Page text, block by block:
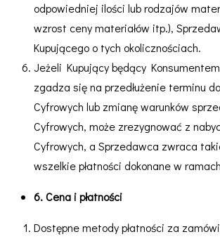
odpowiedniej ilości lub rodzajów
wzrost ceny materiałów itp.),
Kupującego o tych okolicznościach.
Jeżeli Kupujący będący
zgadza się na przedłużenie terminu
Cyfrowych lub zmianę warunków
Cyfrowych, może zrezygnować z
Cyfrowych, a Sprzedawca zwraca
wszelkie płatności dokonane w
6. Cena i płatności
Dostępne metody płatności za